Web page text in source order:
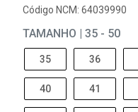
Código NCM: 64039990
TAMANHO | 35 - 50
35 36
40 41